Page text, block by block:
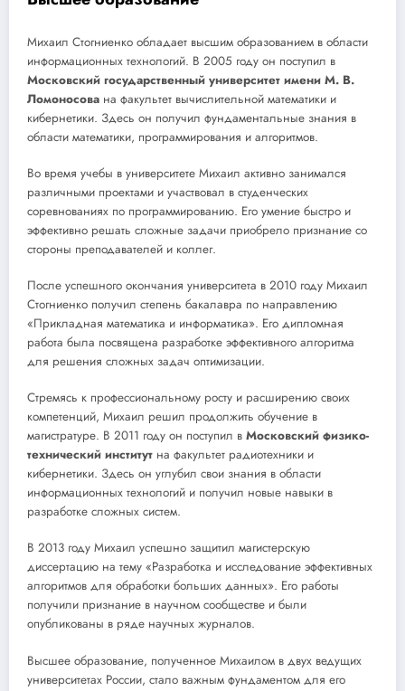
Михаил Стогниенко обладает высшим образованием в области
информационных технологий. В 2005 году он поступил в
Московский государственный университет имени М. В.
Ломоносова на факультет вычислительной математики и
кибернетики. Здесь он получил фундаментальные знания в
области математики, программирования и алгоритмов.
Во время учебы в университете Михаил активно занимался
различными проектами и участвовал в студенческих
соревнованиях по программированию. Его умение быстро и
эффективно решать сложные задачи приобрело признание со
стороны преподавателей и коллег.
После успешного окончания университета в 2010 году Михаил
Стогниенко получил степень бакалавра по направлению
«Прикладная математика и информатика». Его дипломная
работа была посвящена разработке эффективного алгоритма
для решения сложных задач оптимизации.
Стремясь к профессиональному росту и расширению своих
компетенций, Михаил решил продолжить обучение в
магистратуре. В 2011 году он поступил в Московский физико-
технический институт на факультет радиотехники и
кибернетики. Здесь он углубил свои знания в области
информационных технологий и получил новые навыки в
разработке сложных систем.
В 2013 году Михаил успешно защитил магистерскую
диссертацию на тему «Разработка и исследование эффективных
алгоритмов для обработки больших данных». Его работы
получили признание в научном сообществе и были
опубликованы в ряде научных журналов.
Высшее образование, полученное Михаилом в двух ведущих
университетах России, стало важным фундаментом для его